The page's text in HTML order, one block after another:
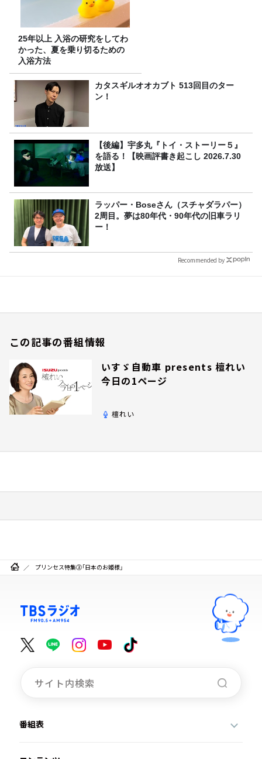
25年以上 入浴の研究をしてわ
かった、夏を乗り切るための
入浴方法
カタスギルオオカブト 513回目のター
ン！
【後編】宇多丸『トイ・ストーリー５』
を語る！【映画評書き起こし 2026.7.30
放送】
ラッパー・Boseさん（スチャダラパー）
2周目。夢は80年代・90年代の旧車ラリ
ー！
Recommended by
この記事の番組情報
いすゞ自動車 presents 檀れい
今日の1ページ
檀れい
プリンセス特集③「日本のお姫様」
番組表